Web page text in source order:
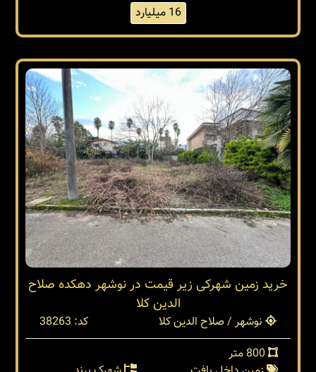
16 میلیارد
خرید زمین شهرکی زیر قیمت در نوشهر دهکده صلاح
الدین کلا
نوشهر / صلاح الدین کلا
کد: 38263